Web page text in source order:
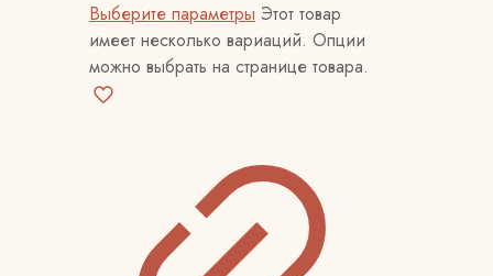
Выберите параметры Этот товар
имеет несколько вариаций. Опции
можно выбрать на странице товара.